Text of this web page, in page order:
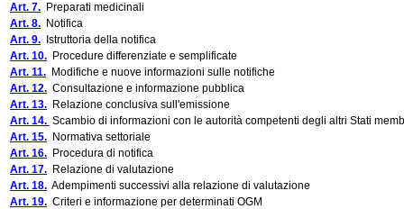
Art. 7. Preparati medicinali
Art. 8. Notifica
Art. 9. Istruttoria della notifica
Art. 10. Procedure differenziate e semplificate
Art. 11. Modifiche e nuove informazioni sulle notifiche
Art. 12. Consultazione e informazione pubblica
Art. 13. Relazione conclusiva sull'emissione
Art. 14. Scambio di informazioni con le autorità competenti degli altri Stati
Art. 15. Normativa settoriale
Art. 16. Procedura di notifica
Art. 17. Relazione di valutazione
Art. 18. Adempimenti successivi alla relazione di valutazione
Art. 19. Criteri e informazione per determinati OGM